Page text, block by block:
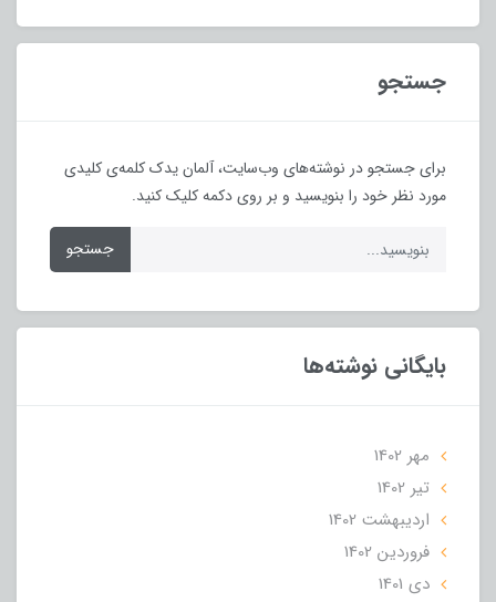
جستجو
برای جستجو در نوشته‌های وب‌سایت، آلمان یدک کلمه‌ی کلیدی
مورد نظر خود را بنویسید و بر روی دکمه کلیک کنید.
جستجو
بایگانی نوشته‌ها
مهر 1402
تير 1402
ارديبهشت 1402
فروردین 1402
دی 1401